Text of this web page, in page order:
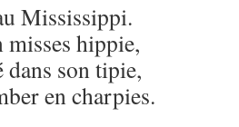
Mississippi.
hippie,
son tipie,
en charpies.